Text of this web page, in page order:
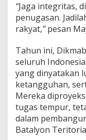
“Jaga integritas,
penugasan.
rakyat,”pesan
Tahun ini,
seluruh
yang dinyatakan
ketangguhan,
Mereka
tugas tempur,
dalam
Batalyon